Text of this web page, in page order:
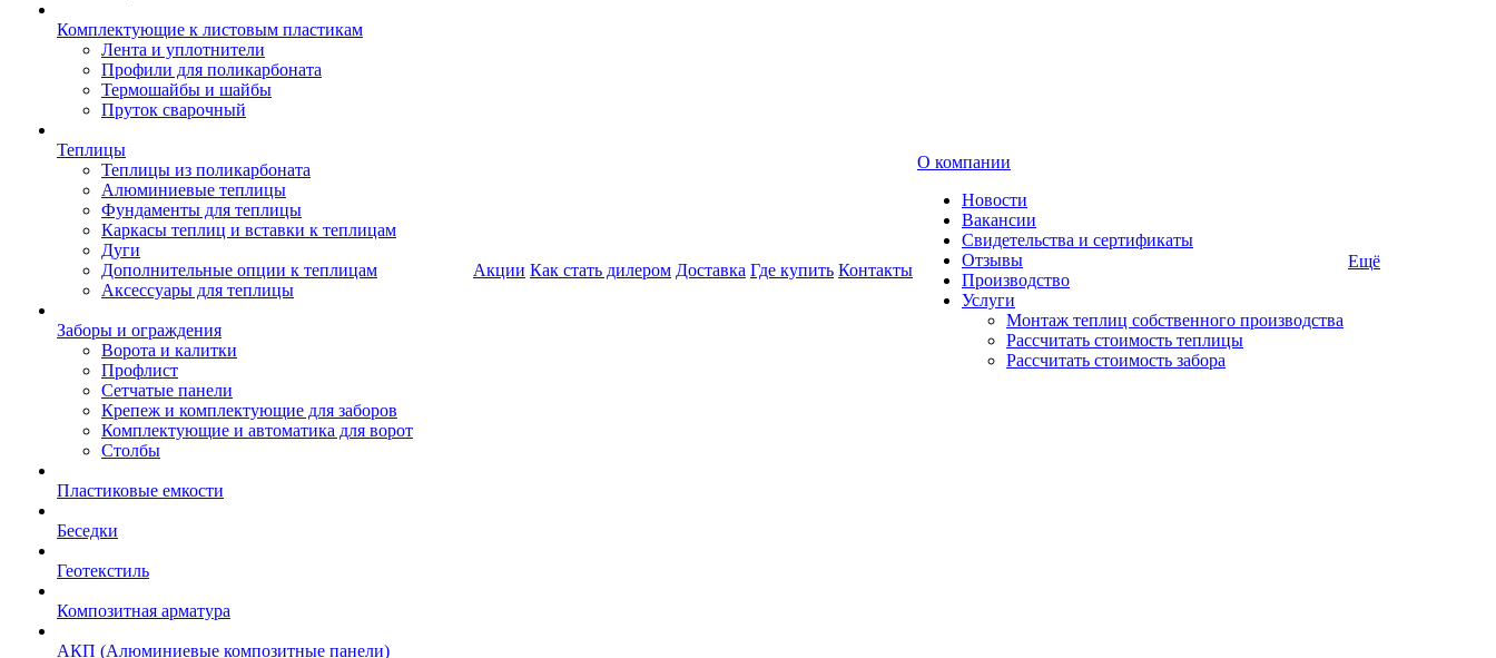
Комплектующие к листовым пластикам
Лента и уплотнители
Профили для поликарбоната
Термошайбы и шайбы
Пруток сварочный
Теплицы
Теплицы из поликарбоната
Алюминиевые теплицы
Фундаменты для теплицы
Каркасы теплиц и вставки к теплицам
Дуги
Дополнительные опции к теплицам
Аксессуары для теплицы
Заборы и ограждения
Ворота и калитки
Профлист
Сетчатые панели
Крепеж и комплектующие для заборов
Комплектующие и автоматика для ворот
Столбы
Пластиковые емкости
Беседки
Геотекстиль
Композитная арматура
АКП (Алюминиевые композитные панели)
Акции Как стать дилером Доставка Где купить Контакты
О компании
Новости
Вакансии
Свидетельства и сертификаты
Отзывы
Производство
Услуги
Монтаж теплиц собственного производства
Рассчитать стоимость теплицы
Рассчитать стоимость забора
Ещё